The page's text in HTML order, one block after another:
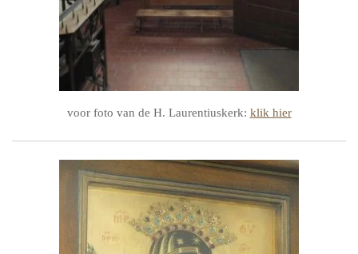
voor foto van de H. Laurentiuskerk: klik hier